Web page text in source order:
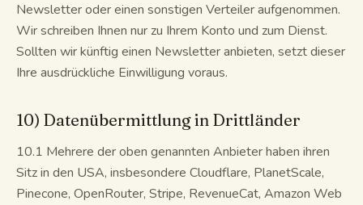
Newsletter oder einen sonstigen Verteiler aufgenommen.
Wir schreiben Ihnen nur zu Ihrem Konto und zum Dienst.
Sollten wir künftig einen Newsletter anbieten, setzt dieser
Ihre ausdrückliche Einwilligung voraus.
10) Datenübermittlung in Drittländer
10.1 Mehrere der oben genannten Anbieter haben ihren
Sitz in den USA, insbesondere Cloudflare, PlanetScale,
Pinecone, OpenRouter, Stripe, RevenueCat, Amazon Web